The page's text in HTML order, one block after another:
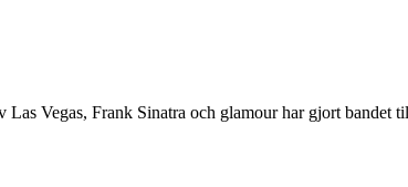
Vegas, Frank Sinatra och glamour har gjort bandet